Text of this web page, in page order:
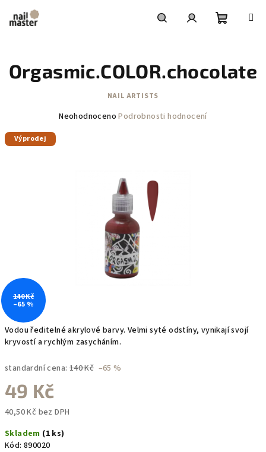
obsah
košík
Vodou ředitelné akrylové barvy. Velmi syté odstíny, vynikají svojí
kryvostí a rychlým zasycháním.
standardní cena: 140 Kč –65 %
49 Kč
40,50 Kč bez DPH
cena:
Skladem (1 ks)
Kód: 890020
Orgasmic.COLOR.chocolate
NAIL ARTISTS
Průměrné
Neohodnoceno Podrobnosti hodnocení
Výprodej
140 Kč
–65 %